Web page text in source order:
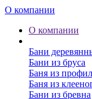
О компании
О компании
Бани
Бани из бруса
Баня из
Баня из
Бани из бревна